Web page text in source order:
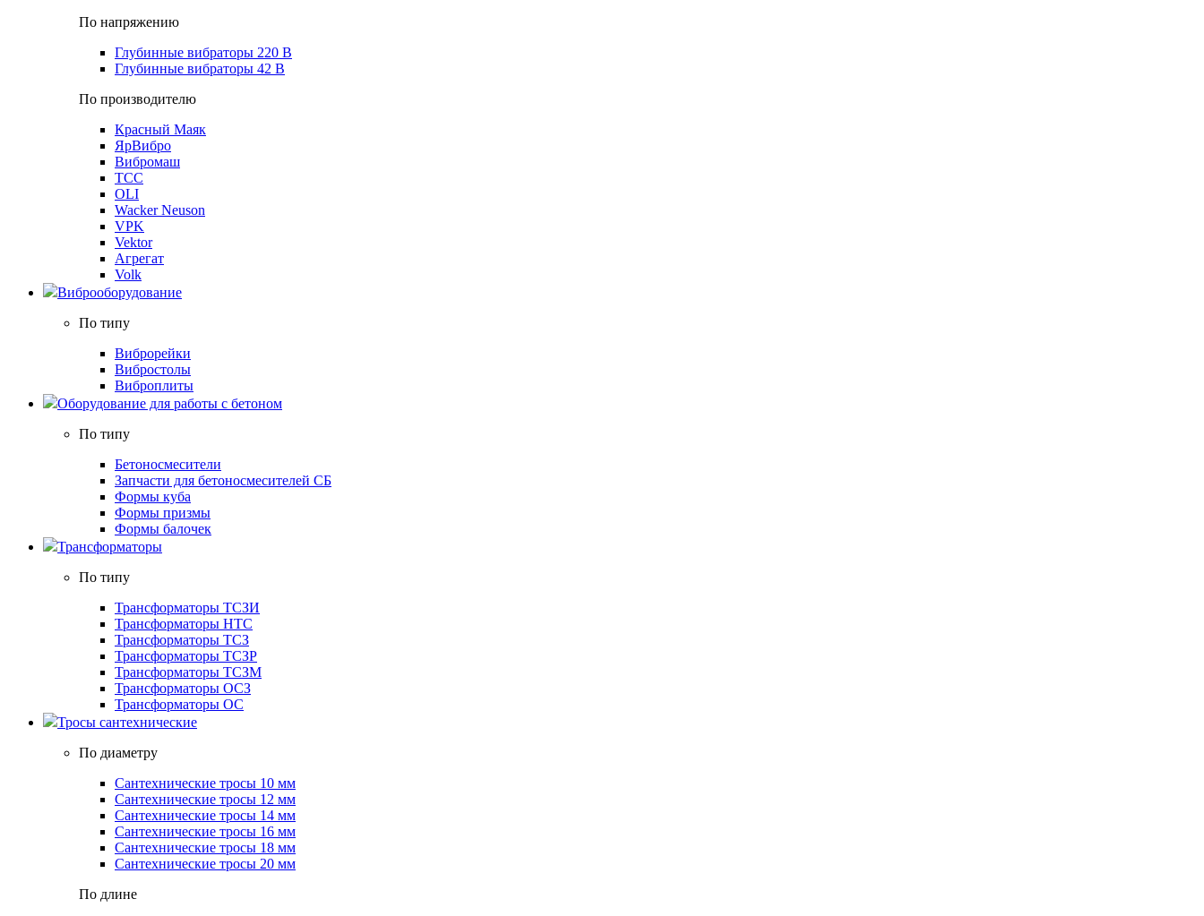
По напряжению
Глубинные вибраторы 220 В
Глубинные вибраторы 42 В
По производителю
Красный Маяк
ЯрВибро
Вибромаш
ТСС
OLI
Wacker Neuson
VPK
Vektor
Агрегат
Volk
Виброоборудование
По типу
Виброрейки
Вибростолы
Виброплиты
Оборудование для работы с бетоном
По типу
Бетоносмесители
Запчасти для бетоносмесителей СБ
Формы куба
Формы призмы
Формы балочек
Трансформаторы
По типу
Трансформаторы ТСЗИ
Трансформаторы НТС
Трансформаторы ТСЗ
Трансформаторы ТСЗР
Трансформаторы ТСЗМ
Трансформаторы ОСЗ
Трансформаторы ОС
Тросы сантехнические
По диаметру
Сантехнические тросы 10 мм
Сантехнические тросы 12 мм
Сантехнические тросы 14 мм
Сантехнические тросы 16 мм
Сантехнические тросы 18 мм
Сантехнические тросы 20 мм
По длине